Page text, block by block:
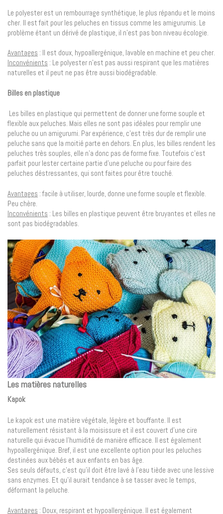
Le polyester est un rembourrage synthétique, le plus répandu et le moins
cher. Il est fait pour les peluches en tissus comme les amigurumis. Le
problème étant un dérivé de plastique, il n’est pas bon niveau écologie.
Avantages : Il est doux, hypoallergénique, lavable en machine et peu cher.
Inconvénients : Le polyester n’est pas aussi respirant que les matières
naturelles et il peut ne pas être aussi biodégradable.
Billes en plastique
Les billes en plastique qui permettent de donner une forme souple et
flexible aux peluches. Mais elles ne sont pas idéales pour remplir une
peluche ou un amigurumi. Par expérience, c’est très dur de remplir une
peluche sans que la moitié parte en dehors. En plus, les billes rendent les
peluches très souples, elle n’a donc pas de forme fixe. Toutefois c’est
parfait pour lester certaine partie d’une peluche ou pour faire des
peluches déstressantes, qui sont faites pour être touché.
Avantages : facile à utiliser, lourde, donne une forme souple et flexible.
Peu chère.
Inconvénients : Les billes en plastique peuvent être bruyantes et elles ne
sont pas biodégradables.
Les matières naturelles
Kapok
Le kapok est une matière végétale, légère et bouffante. Il est
naturellement résistant à la moisissure et il est couvert d’une cire
naturelle qui évacue l’humidité de manière efficace. Il est également
hypoallergénique. Bref, il est une excellente option pour les peluches
destinées aux bébés et aux enfants en bas âge.
Ses seuls défauts, c’est qu’il doit être lavé à l’eau tiède avec une lessive
sans enzymes. Et qu’il aurait tendance à se tasser avec le temps,
déformant la peluche.
Avantages : Doux, respirant et hypoallergénique. Il est également